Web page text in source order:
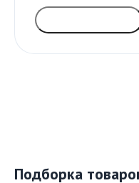
Подборка